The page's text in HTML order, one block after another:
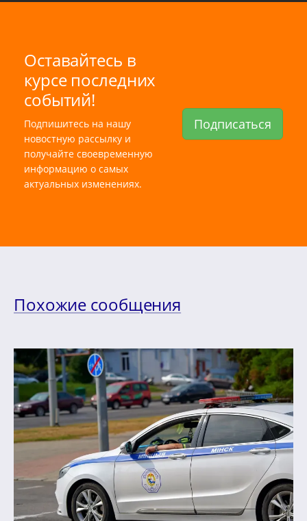
Оставайтесь в
курсе последних
событий!
Подпишитесь на нашу
новостную рассылку и
получайте своевременную
информацию о самых
актуальных изменениях.
Подписаться
Похожие сообщения